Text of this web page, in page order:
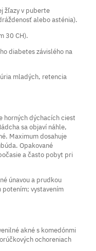
žľazy v puberte
alebo asténia).
30 CH).
diabetes závislého na
mladých, retencia
horných dýchacích ciest
sa objaví náhle,
Maximum dosahuje
Opakované
a často pobyt pri
únavou a prudkou
potením; vystavením
akné s komedónmi
ochoreniach